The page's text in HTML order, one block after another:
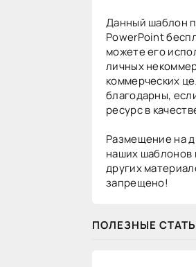
Данный шаблон
PowerPoint
можете его
личных
коммерческих
благодарны,
ресурс в
Размещение на
наших шаблонов
других
запрещено!
ПОЛЕЗНЫЕ